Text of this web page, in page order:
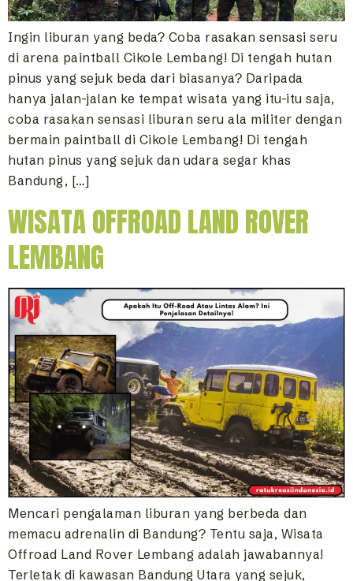
Ingin liburan yang beda? Coba rasakan sensasi seru
di arena paintball Cikole Lembang! Di tengah hutan
pinus yang sejuk beda dari biasanya? Daripada
hanya jalan-jalan ke tempat wisata yang itu-itu saja,
coba rasakan sensasi liburan seru ala militer dengan
bermain paintball di Cikole Lembang! Di tengah
hutan pinus yang sejuk dan udara segar khas
Bandung, […]
WISATA OFFROAD LAND ROVER
LEMBANG
Mencari pengalaman liburan yang berbeda dan
memacu adrenalin di Bandung? Tentu saja, Wisata
Offroad Land Rover Lembang adalah jawabannya!
Terletak di kawasan Bandung Utara yang sejuk,